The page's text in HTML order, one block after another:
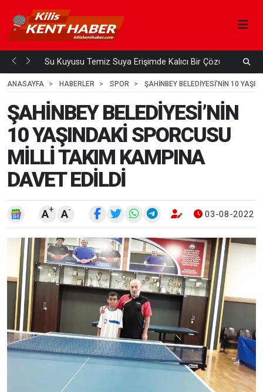
Su Kuyusu Temiz Suya Erişimde Kalıcı Bir Çözüm
4
ANASAYFA HABERLER SPOR ŞAHİNBEY BELEDİYESİ’NİN 10
ŞAHİNBEY BELEDİYESİ’NİN
10 YAŞINDAKİ SPORCUSU
MİLLİ TAKIM KAMPINA
DAVET EDİLDİ
A+ A- 03-08-2022